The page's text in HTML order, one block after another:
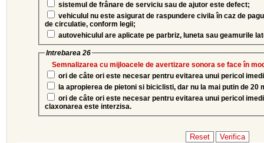
sistemul de frânare de serviciu sau de ajutor este defect;
de circulatie, conform legii;
autovehiculul are aplicate pe parbriz, luneta sau geamurile
Intrebarea 26
Semnalizarea cu mijloacele de avertizare sonora se face în
ori de câte ori este necesar pentru evitarea unui pericol
la apropierea de pietoni si biciclisti, dar nu la mai putin de 20
ori de câte ori este necesar pentru evitarea unui pericol
claxonarea este interzisa.